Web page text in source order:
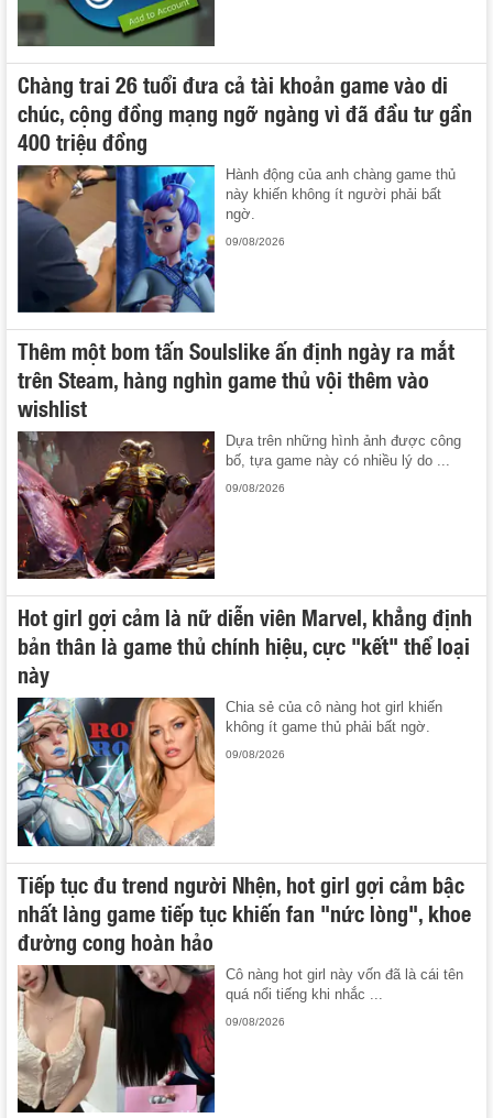
Chàng trai 26 tuổi đưa cả tài khoản game vào di
chúc, cộng đồng mạng ngỡ ngàng vì đã đầu tư gần
400 triệu đồng
Hành động của anh chàng game thủ
này khiến không ít người phải bất
ngờ.
09/08/2026
Thêm một bom tấn Soulslike ấn định ngày ra mắt
trên Steam, hàng nghìn game thủ vội thêm vào
wishlist
Dựa trên những hình ảnh được công
bố, tựa game này có nhiều lý do ...
09/08/2026
Hot girl gợi cảm là nữ diễn viên Marvel, khẳng định
bản thân là game thủ chính hiệu, cực "kết" thể loại
này
Chia sẻ của cô nàng hot girl khiến
không ít game thủ phải bất ngờ.
09/08/2026
Tiếp tục đu trend người Nhện, hot girl gợi cảm bậc
nhất làng game tiếp tục khiến fan "nức lòng", khoe
đường cong hoàn hảo
Cô nàng hot girl này vốn đã là cái tên
quá nổi tiếng khi nhắc ...
09/08/2026